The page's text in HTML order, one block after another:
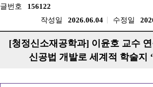
글번호
156122
작성일
2026.06.04 수정일
[청정신소재공학과] 이윤호 교수
신공법 개발로 세계적 학술지